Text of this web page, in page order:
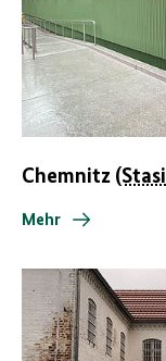
Chemnitz (Stasi
Mehr